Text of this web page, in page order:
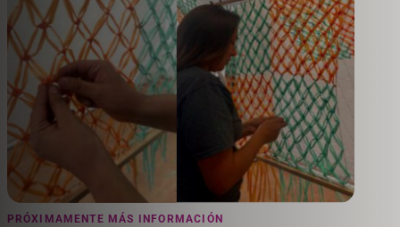
PRÓXIMAMENTE MÁS INFORMACIÓN